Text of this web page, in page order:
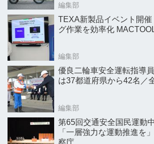
編集部
TEXA新製品イベント開
グ作業を効率化
編集部
優良二輪車安全運転指導
は37都道府県から42名／
編集部
第65回交通安全国民運動
「一層強力な運動推進を